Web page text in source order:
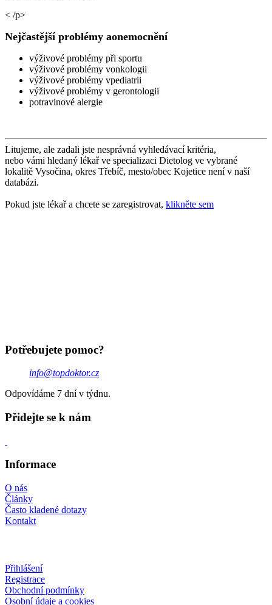
< /p>
Nejčastější problémy aonemocnění
výživové problémy při sportu
výživové problémy vonkologii
výživové problémy vpediatrii
výživové problémy v gerontologii
potravinové alergie
Litujeme, ale zadali jste nesprávná vyhledávací kritéria,
nebo vámi hledaný lékař ve specializaci Dietolog ve vybrané
lokalitě Vysočina, okres Třebíč, mesto/obec Kojetice není v naší
databázi.
Pokud jste lékař a chcete se zaregistrovat, klikněte sem
Potřebujete pomoc?
info@topdoktor.cz
Odpovídáme 7 dní v týdnu.
Přidejte se k nám
Informace
O nás
Články
Často kladené dotazy
Kontakt
Přihlášení
Registrace
Obchodní podmínky
Osobní údaje a cookies